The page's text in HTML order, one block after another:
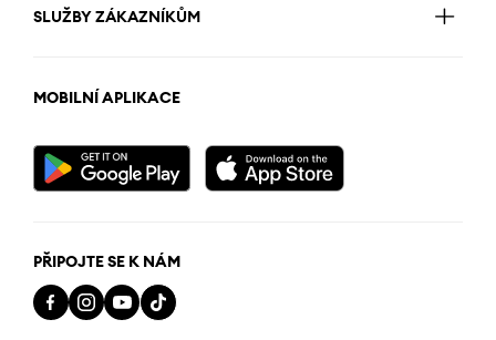
SLUŽBY ZÁKAZNÍKŮM
MOBILNÍ APLIKACE
PŘIPOJTE SE K NÁM